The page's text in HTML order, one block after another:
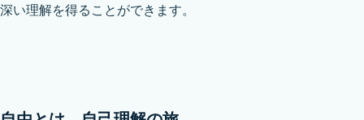
深い理解を得ることができます。